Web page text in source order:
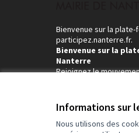
Informations sur
Nous utilisons des
Bienvenue sur la
participez.nanterre.fr.
Bienvenue sur la
Nanterre
Rejoignez le
Conditions d'utilisation